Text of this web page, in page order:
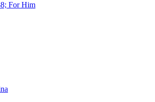
For Him